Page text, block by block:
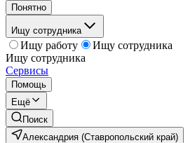
Понятно
Ищу сотрудника
Ищу работу
Ищу сотрудника
Ищу сотрудника
Сервисы
Помощь
Ещё
Поиск
Александрия (Ставропольский край)